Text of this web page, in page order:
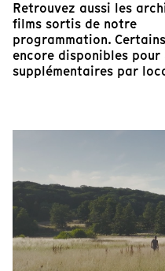
Retrouvez aussi les
films sortis de notre
programmation.
encore disponibles pour
supplémentaires par